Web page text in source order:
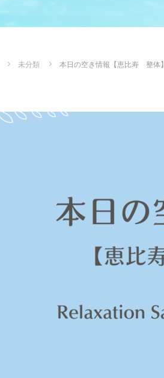
未分類 本日の空き情報【恵比寿 整体】